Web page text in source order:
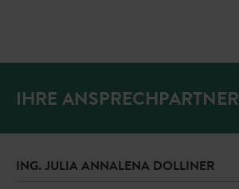
IHRE ANSPRECHPARTNER
ING. JULIA ANNALENA DOLLINER